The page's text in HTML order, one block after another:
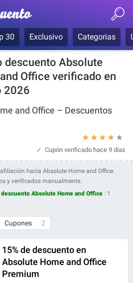
30 Exclusivo Categorias
descuento Absolute
Office verificado en
2026
and Office – Descuentos
★
★
★
★
★
Cupón verificado hace 9 días
hacia Absolute Home and Office.
y verificados manualmente.
Absolute Home and Office : 1
Cupones 2
15% de descuento en
Absolute Home and Office
Premium